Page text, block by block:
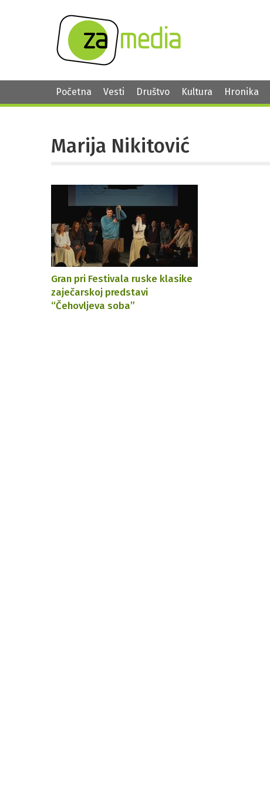
Početna Vesti Društvo Kultura Hronika
Marija Nikitović
Gran pri Festivala ruske klasike
zaječarskoj predstavi
“Čehovljeva soba”